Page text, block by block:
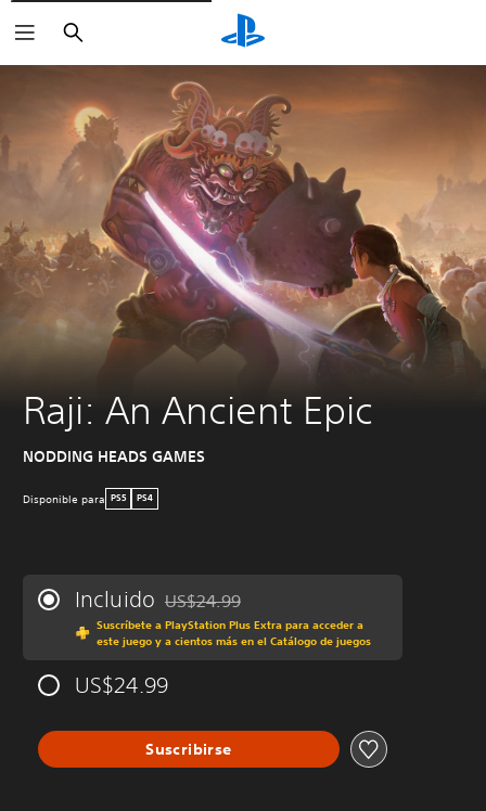
Buscar
Raji: An Ancient Epic
NODDING HEADS GAMES
Disponible para PS5 PS4
Incluido Rebajado del precio original de US$24.99
US$24.99
Suscríbete a PlayStation Plus Extra para acceder a
este juego y a cientos más en el Catálogo de juegos
US$24.99
Suscribirse